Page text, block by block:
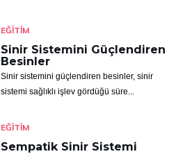
EĞITIM
Sinir Sistemini Güçlendiren
Besinler
Sinir sistemini güçlendiren besinler, sinir
sistemi sağlıklı işlev gördüğü süre...
EĞITIM
Sempatik Sinir Sistemi